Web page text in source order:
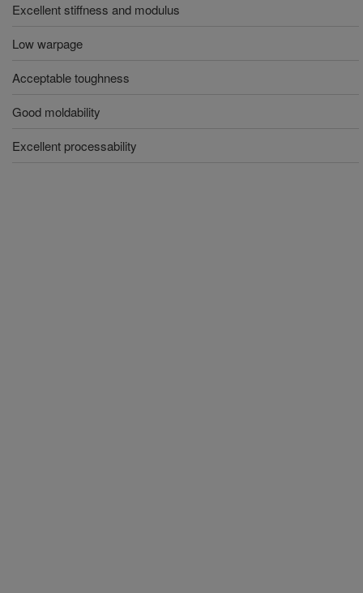
Excellent stiffness and modulus
Low warpage
Acceptable toughness
Good moldability
Excellent processability